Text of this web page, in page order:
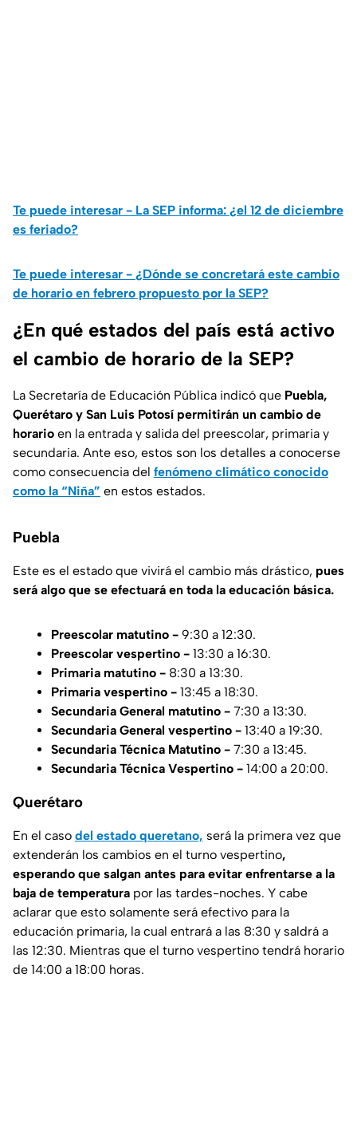
Te puede interesar - La SEP informa: ¿el 12 de diciembre
es feriado?
Te puede interesar - ¿Dónde se concretará este cambio
de horario en febrero propuesto por la SEP?
¿En qué estados del país está activo
el cambio de horario de la SEP?
La Secretaría de Educación Pública indicó que Puebla,
Querétaro y San Luis Potosí permitirán un cambio de
horario en la entrada y salida del preescolar, primaria y
secundaria. Ante eso, estos son los detalles a conocerse
como consecuencia del fenómeno climático conocido
como la “Niña” en estos estados.
Puebla
Este es el estado que vivirá el cambio más drástico, pues
será algo que se efectuará en toda la educación básica.
Preescolar matutino - 9:30 a 12:30.
Preescolar vespertino - 13:30 a 16:30.
Primaria matutino - 8:30 a 13:30.
Primaria vespertino - 13:45 a 18:30.
Secundaria General matutino - 7:30 a 13:30.
Secundaria General vespertino - 13:40 a 19:30.
Secundaria Técnica Matutino - 7:30 a 13:45.
Secundaria Técnica Vespertino - 14:00 a 20:00.
Querétaro
En el caso del estado queretano, será la primera vez que
extenderán los cambios en el turno vespertino,
esperando que salgan antes para evitar enfrentarse a la
baja de temperatura por las tardes-noches. Y cabe
aclarar que esto solamente será efectivo para la
educación primaria, la cual entrará a las 8:30 y saldrá a
las 12:30. Mientras que el turno vespertino tendrá horario
de 14:00 a 18:00 horas.